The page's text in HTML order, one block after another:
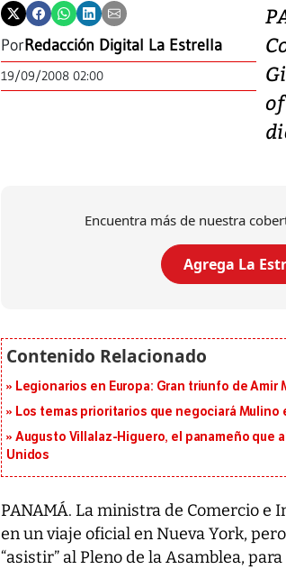
PorRedacción Digital La Estrella
19/09/2008 02:00
Encuentra más de nuestra
Agrega La
Legionarios en Europa: Gran triunfo de Amir
Los temas prioritarios que negociará
Augusto Villalaz-Higuero, el panameño que
Unidos
PANAMÁ. La ministra de Comercio e
en un viaje oficial en Nueva York,
“asistir” al Pleno de la Asamblea,